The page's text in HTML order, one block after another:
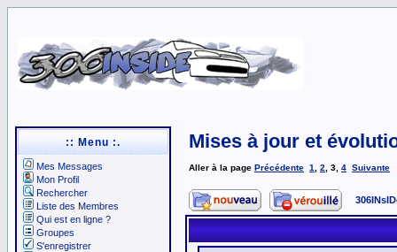
:: Menu :.
Mes Messages
Mon Profil
Rechercher
Liste des Membres
Qui est en ligne ?
Groupes
S'enregistrer
Mises à jour et
Aller à la page Précédente 1 2 3 4 Suivante